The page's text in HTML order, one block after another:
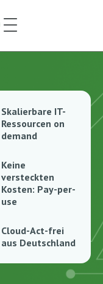
Skalierbare IT-
Ressourcen on
demand
Keine
versteckten
Kosten: Pay-per-
use
Cloud-Act-frei
aus Deutschland